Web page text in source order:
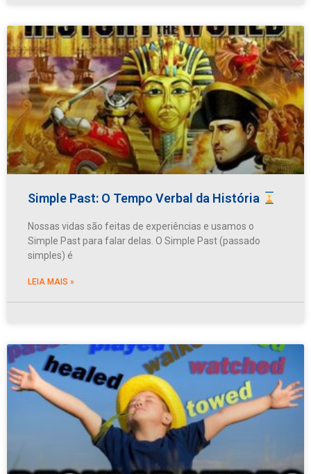
Simple Past: O Tempo Verbal da História
Nossas vidas são feitas de experiências e usamos o
Simple Past para falar delas. O Simple Past (passado
simples) é
LEIA MAIS »